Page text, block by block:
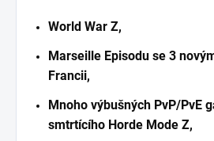
World War Z,
Marseille Episodu se 3
Francii,
Mnoho výbušných PvP/PvE
smtrtícího Horde Mode Z,